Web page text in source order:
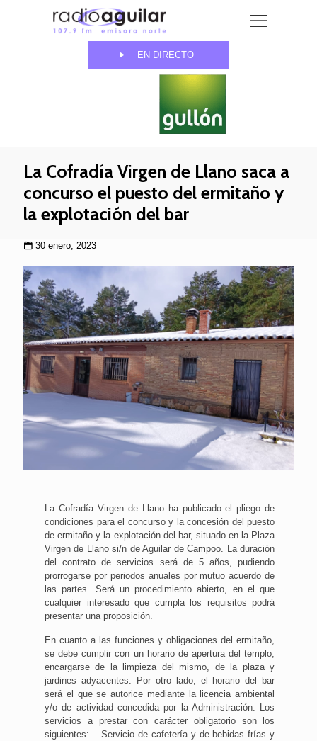
EN DIRECTO
La Cofradía Virgen de Llano saca a
concurso el puesto del ermitaño y
la explotación del bar
30 enero, 2023
La Cofradía Virgen de Llano ha publicado el pliego de
condiciones para el concurso y la concesión del puesto
de ermitaño y la explotación del bar, situado en la Plaza
Virgen de Llano si/n de Aguilar de Campoo. La duración
del contrato de servicios será de 5 años, pudiendo
prorrogarse por periodos anuales por mutuo acuerdo de
las partes. Será un procedimiento abierto, en el que
cualquier interesado que cumpla los requisitos podrá
presentar una proposición.
En cuanto a las funciones y obligaciones del ermitaño,
se debe cumplir con un horario de apertura del templo,
encargarse de la limpieza del mismo, de la plaza y
jardines adyacentes. Por otro lado, el horario del bar
será el que se autorice mediante la licencia ambiental
y/o de actividad concedida por la Administración. Los
servicios a prestar con carácter obligatorio son los
siguientes: – Servicio de cafetería y de bebidas frías y